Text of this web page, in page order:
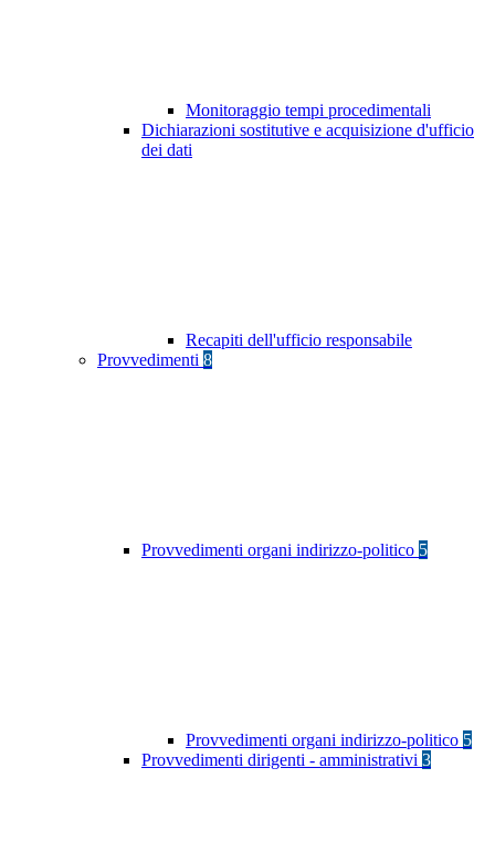
Monitoraggio tempi procedimentali
Dichiarazioni sostitutive e acquisizione d'ufficio
dei dati
Recapiti dell'ufficio responsabile
Provvedimenti 8
Provvedimenti organi indirizzo-politico 5
Provvedimenti organi indirizzo-politico 5
Provvedimenti dirigenti - amministrativi 3